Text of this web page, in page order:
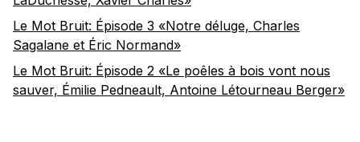
Le Mot Bruit: Épisode 3 «Notre déluge, Charles
Sagalane et Éric Normand»
Le Mot Bruit: Épisode 2 «Le poêles à bois vont nous
sauver, Émilie Pedneault, Antoine Létourneau Berger»